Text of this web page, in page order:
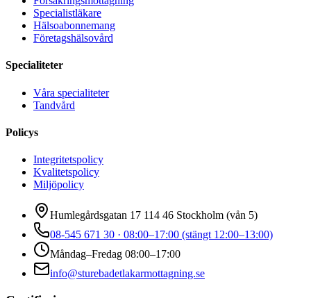
Specialistläkare
Hälsoabonnemang
Företagshälsovård
Specialiteter
Våra specialiteter
Tandvård
Policys
Integritetspolicy
Kvalitetspolicy
Miljöpolicy
Humlegårdsgatan 17 114 46 Stockholm (vån 5)
08-545 671 30 · 08:00–17:00 (stängt 12:00–13:00)
Måndag–Fredag 08:00–17:00
info@sturebadetlakarmottagning.se